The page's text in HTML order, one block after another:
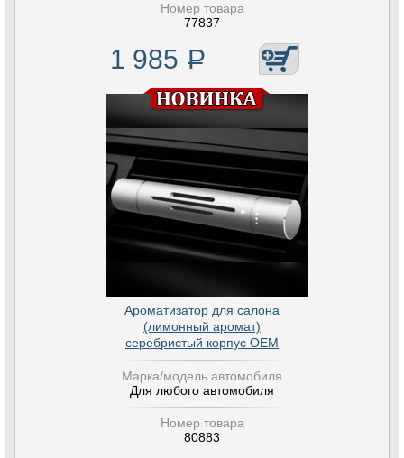
Номер товара
77837
1 985 Р
Ароматизатор для салона
(лимонный аромат)
серебристый корпус OEM
Марка/модель автомобиля
Для любого автомобиля
Номер товара
80883